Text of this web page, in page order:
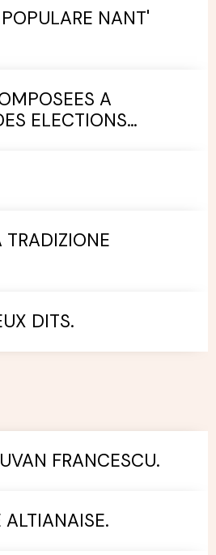
NANT'
A
ELECTIONS
TRADIZIONE
DITS.
FRANCESCU.
ALTIANAISE.